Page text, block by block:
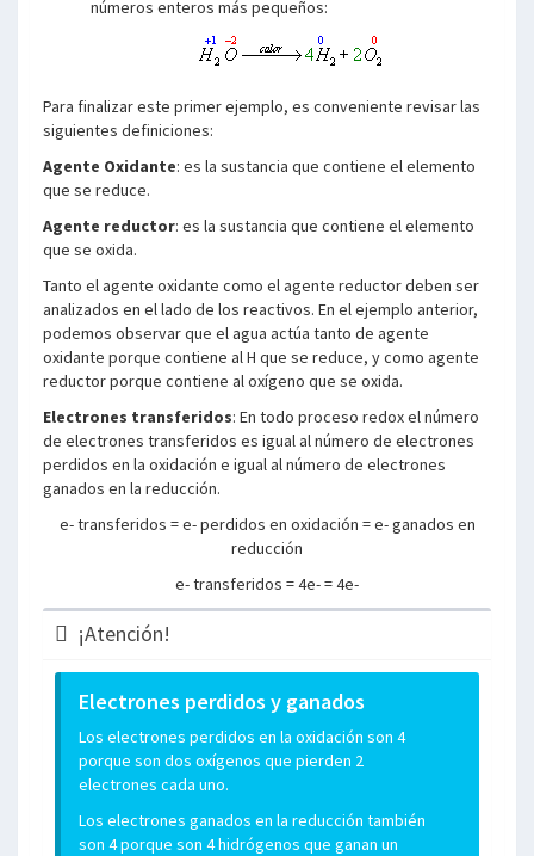
números enteros más pequeños:
Para finalizar este primer ejemplo, es conveniente revisar las
siguientes definiciones:
Agente Oxidante: es la sustancia que contiene el elemento
que se reduce.
Agente reductor: es la sustancia que contiene el elemento
que se oxida.
Tanto el agente oxidante como el agente reductor deben ser
analizados en el lado de los reactivos. En el ejemplo anterior,
podemos observar que el agua actúa tanto de agente
oxidante porque contiene al H que se reduce, y como agente
reductor porque contiene al oxígeno que se oxida.
Electrones transferidos: En todo proceso redox el número
de electrones transferidos es igual al número de electrones
perdidos en la oxidación e igual al número de electrones
ganados en la reducción.
e- transferidos = e- perdidos en oxidación = e- ganados en
reducción
e- transferidos = 4e- = 4e-
¡Atención!
Electrones perdidos y ganados
Los electrones perdidos en la oxidación son 4
porque son dos oxígenos que pierden 2
electrones cada uno.
Los electrones ganados en la reducción también
son 4 porque son 4 hidrógenos que ganan un